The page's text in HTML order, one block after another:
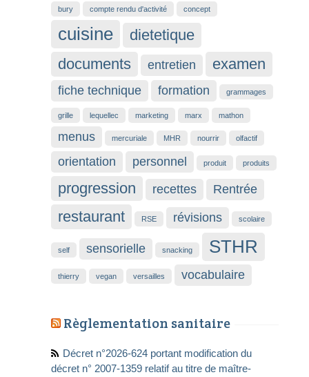
bury compte rendu d'activité concept
cuisine
dietetique
documents
entretien examen
fiche technique formation grammages
grille lequellec marketing marx mathon
menus mercuriale MHR nourrir olfactif
orientation personnel produit produits
progression recettes Rentrée
restaurant RSE révisions scolaire
self sensorielle snacking STHR
thierry vegan versailles vocabulaire
Règlementation sanitaire
Décret n°2026-624 portant modification du
décret n° 2007-1359 relatif au titre de maître-